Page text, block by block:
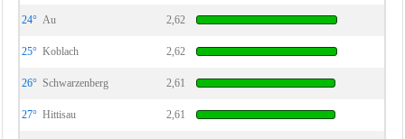
24° Au 2,62
25° Koblach 2,62
26° Schwarzenberg 2,61
27° Hittisau 2,61